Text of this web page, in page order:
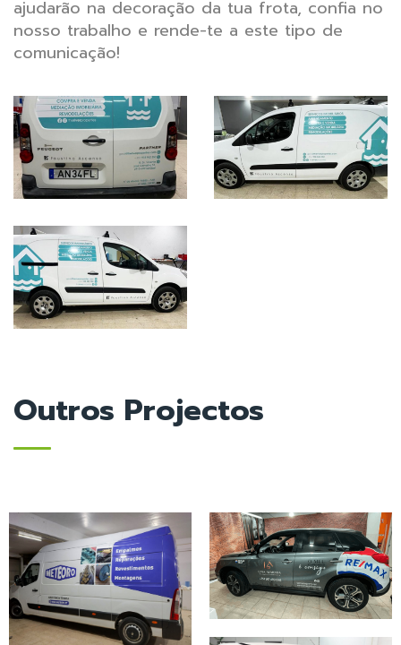
ajudarão na decoração da tua frota, confia no
nosso trabalho e rende-te a este tipo de
comunicação!
Outros Projectos